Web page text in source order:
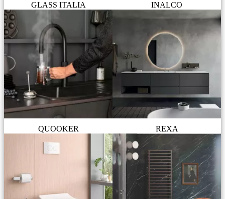
GLASS ITALIA INALCO
QUOOKER REXA